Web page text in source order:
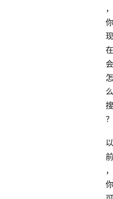
，
你
现
在
会
怎
么
搜
？
以
前
，
你